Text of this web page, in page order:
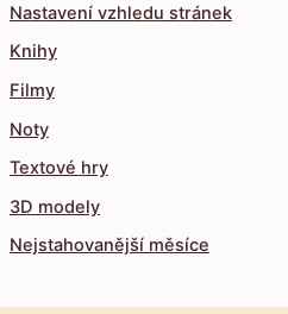
Nastavení vzhledu stránek
Knihy
Filmy
Noty
Textové hry
3D modely
Nejstahovanější měsíce